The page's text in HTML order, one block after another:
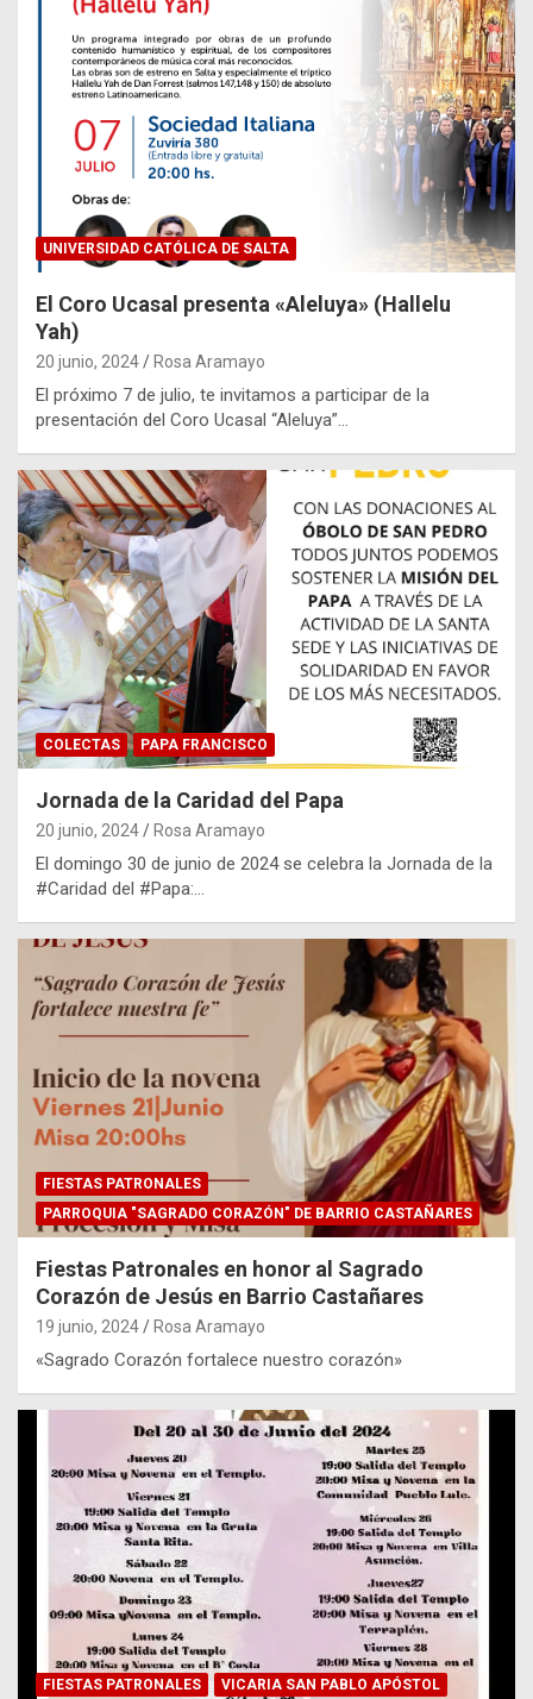
UNIVERSIDAD CATÓLICA DE SALTA
El Coro Ucasal presenta «Aleluya» (Hallelu
Yah)
20 junio, 2024 Rosa Aramayo
El próximo 7 de julio, te invitamos a participar de la
presentación del Coro Ucasal “Aleluya”…
COLECTAS PAPA FRANCISCO
Jornada de la Caridad del Papa
20 junio, 2024 Rosa Aramayo
El domingo 30 de junio de 2024 se celebra la Jornada de la
#Caridad del #Papa:…
FIESTAS PATRONALES
PARROQUIA "SAGRADO CORAZÓN" DE BARRIO CASTAÑARES
Fiestas Patronales en honor al Sagrado
Corazón de Jesús en Barrio Castañares
19 junio, 2024 Rosa Aramayo
«Sagrado Corazón fortalece nuestro corazón»
FIESTAS PATRONALES VICARIA SAN PABLO APÓSTOL